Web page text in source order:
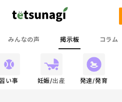
みんなの声 掲示板 コラム
い事 妊娠/出産 発達/発育